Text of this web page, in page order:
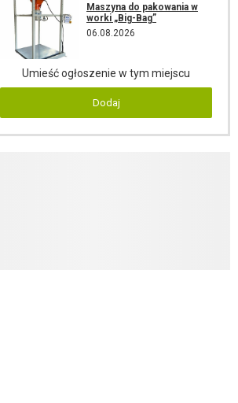
Maszyna do pakowania w
worki „Big-Bag”
06.08.2026
Umieść ogłoszenie w tym miejscu
Dodaj